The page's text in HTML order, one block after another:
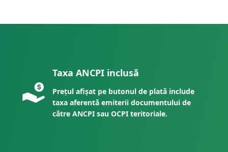
Taxa ANCPI inclusă
Prețul afișat pe butonul de plată include
taxa aferentă emiterii documentului de
către ANCPI sau OCPI teritoriale.